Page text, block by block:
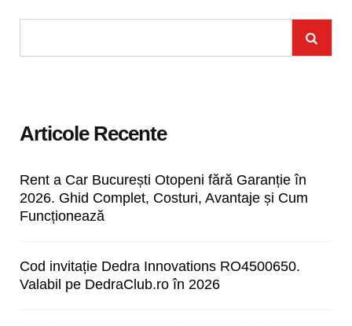
Articole Recente
Rent a Car București Otopeni fără Garanție în
2026. Ghid Complet, Costuri, Avantaje și Cum
Funcționează
Cod invitație Dedra Innovations RO4500650.
Valabil pe DedraClub.ro în 2026